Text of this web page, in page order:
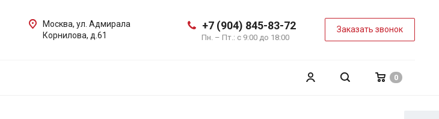
+7 (904) 845-83-72
Пн. – Пт.: с 9:00 до 18:00
Заказать звонок
Москва, ул. Адмирала
Корнилова, д.61
0